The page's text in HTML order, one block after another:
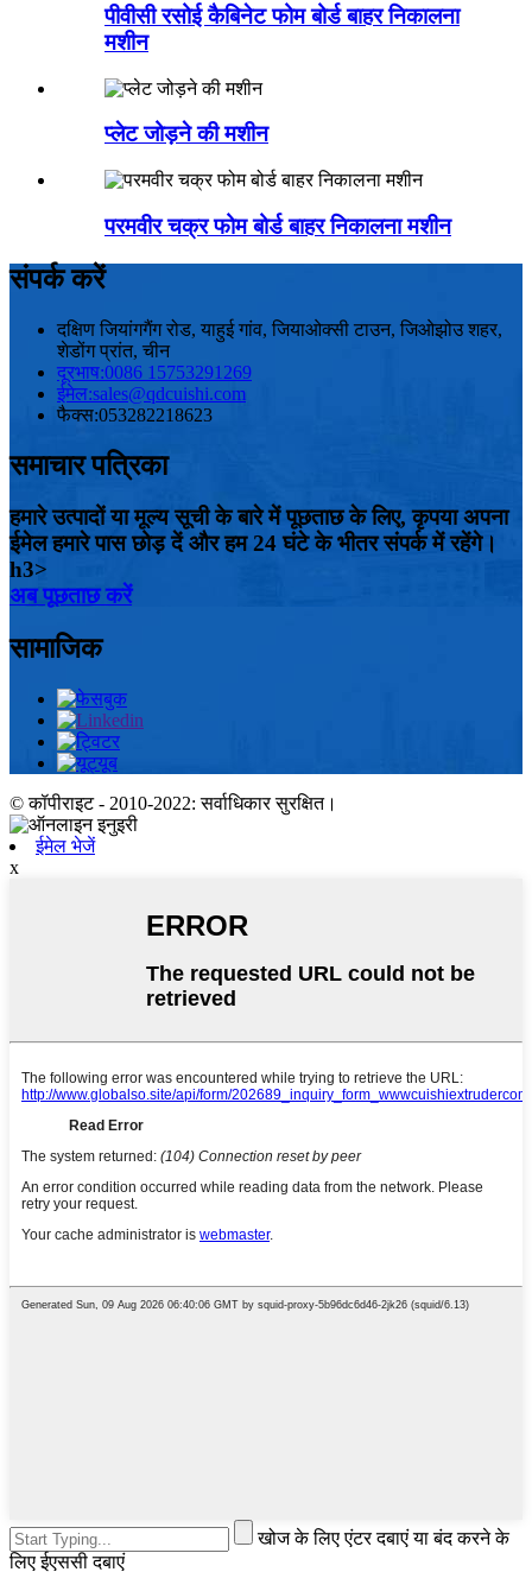
पीवीसी रसोई कैबिनेट फोम बोर्ड बाहर निकालना
मशीन
प्लेट जोड़ने की मशीन
परमवीर चक्र फोम बोर्ड बाहर निकालना मशीन
संपर्क करें
दक्षिण जियांगगैंग रोड, याहुई गांव, जियाओक्सी टाउन, जिओझोउ शहर,
शेडोंग प्रांत, चीन
दूरभाष:0086 15753291269
ईमेल:sales@qdcuishi.com
फैक्स:053282218623
समाचार पत्रिका
हमारे उत्पादों या मूल्य सूची के बारे में पूछताछ के लिए, कृपया अपना
ईमेल हमारे पास छोड़ दें और हम 24 घंटे के भीतर संपर्क में रहेंगे।
h3>
अब पूछताछ करें
सामाजिक
© कॉपीराइट - 2010-2022: सर्वाधिकार सुरक्षित।
ईमेल भेजें
x
खोज के लिए एंटर दबाएं या बंद करने के
लिए ईएससी दबाएं